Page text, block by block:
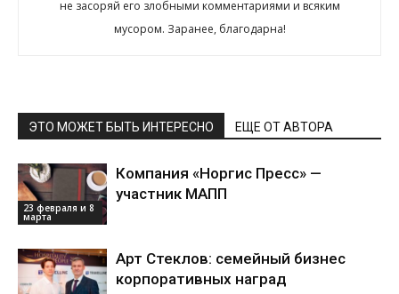
не засоряй его злобными комментариями и всяким
мусором. Заранее, благодарна!
ЭТО МОЖЕТ БЫТЬ ИНТЕРЕСНО ЕЩЕ ОТ АВТОРА
23 февраля и 8
марта
Компания «Норгис Пресс» —
участник МАПП
Арт Стеклов: семейный бизнес
корпоративных наград